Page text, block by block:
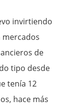
invirtiendo
mercados
de
tipo desde
tenía 12
hace más